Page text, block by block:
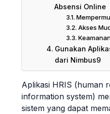
Absensi Online
Akses
Gunakan
dari Nimbus9
Aplikasi HRIS (human
information system)
sistem yang dapat